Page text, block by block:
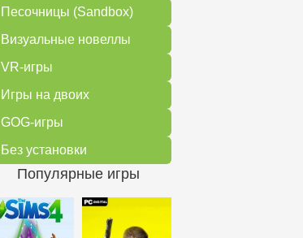
Песочницы (Sandbox)
Визуальные новеллы
VR-игры
Игры на двоих
GOG-игры
Без установки
Популярные игры